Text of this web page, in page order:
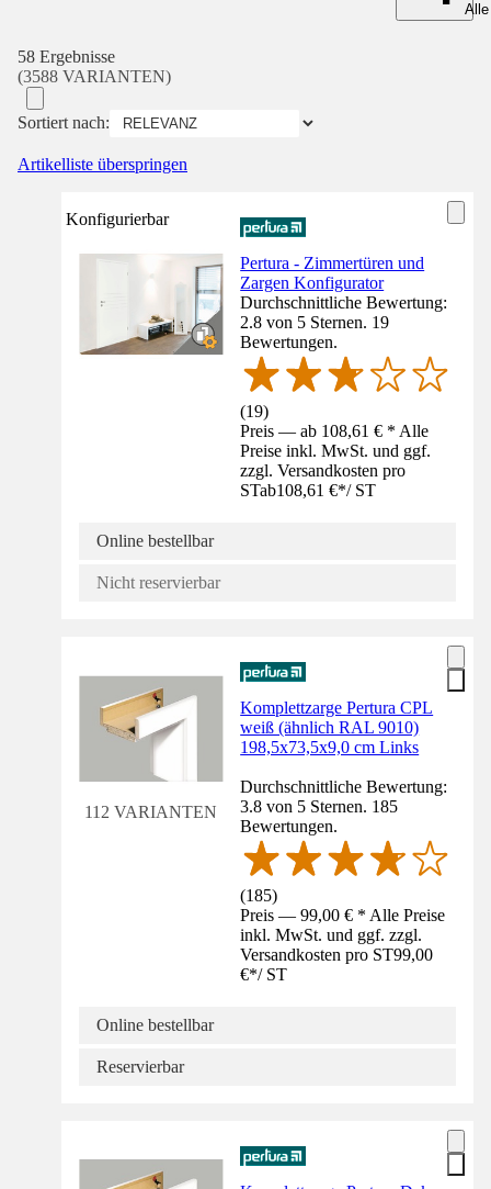
58 Ergebnisse
(3588 VARIANTEN)
Sortiert nach:
Artikelliste überspringen
Konfigurierbar
Pertura - Zimmertüren und
Zargen Konfigurator
Durchschnittliche Bewertung:
2.8 von 5 Sternen. 19
Bewertungen.
(19)
Preis — ab 108,61 € * Alle
Preise inkl. MwSt. und ggf.
zzgl. Versandkosten pro
STab108,61 €*/ ST
Online bestellbar
Nicht reservierbar
112 VARIANTEN
Komplettzarge Pertura CPL
weiß (ähnlich RAL 9010)
198,5x73,5x9,0 cm Links
Durchschnittliche Bewertung:
3.8 von 5 Sternen. 185
Bewertungen.
(185)
Preis — 99,00 € * Alle Preise
inkl. MwSt. und ggf. zzgl.
Versandkosten pro ST99,00
€*/ ST
Online bestellbar
Reservierbar